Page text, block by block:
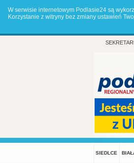
W serwisie internetowym Podlasie24 są
Korzystanie z witryny bez zmiany ustawień
SIEDLCE